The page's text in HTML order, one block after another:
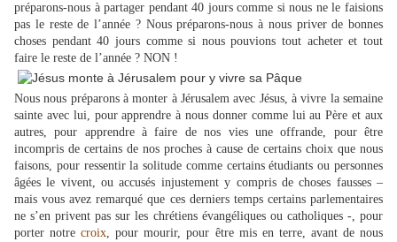
préparons-nous à partager pendant 40 jours comme si nous ne le faisions
pas le reste de l’année ? Nous préparons-nous à nous priver de bonnes
choses pendant 40 jours comme si nous pouvions tout acheter et tout
faire le reste de l’année ? NON !
Nous nous préparons à monter à Jérusalem avec Jésus, à vivre la semaine
sainte avec lui, pour apprendre à nous donner comme lui au Père et aux
autres, pour apprendre à faire de nos vies une offrande, pour être
incompris de certains de nos proches à cause de certains choix que nous
faisons, pour ressentir la solitude comme certains étudiants ou personnes
âgées le vivent, ou accusés injustement y compris de choses fausses –
mais vous avez remarqué que ces derniers temps certains parlementaires
ne s’en privent pas sur les chrétiens évangéliques ou catholiques -, pour
porter notrecroix, pour mourir, pour être mis en terre, avant de nous